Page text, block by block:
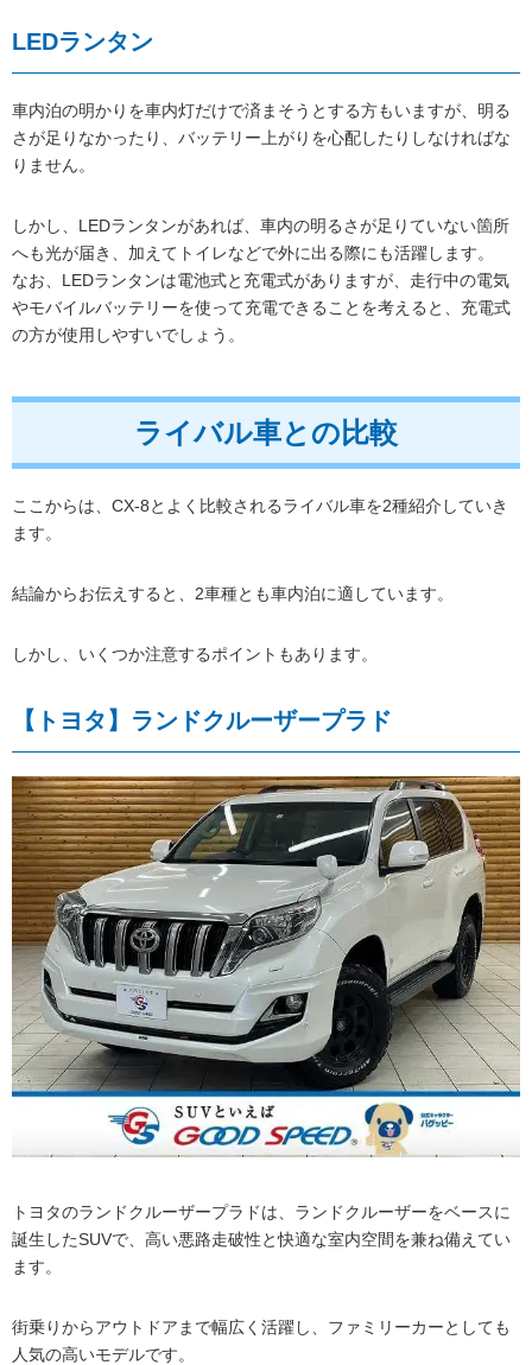
LEDランタン
車内泊の明かりを車内灯だけで済まそうとする方もいますが、明る
さが足りなかったり、バッテリー上がりを心配したりしなければな
りません。
しかし、LEDランタンがあれば、車内の明るさが足りていない箇所
へも光が届き、加えてトイレなどで外に出る際にも活躍します。
なお、LEDランタンは電池式と充電式がありますが、走行中の電気
やモバイルバッテリーを使って充電できることを考えると、充電式
の方が使用しやすいでしょう。
ライバル車との比較
ここからは、CX-8とよく比較されるライバル車を2種紹介していき
ます。
結論からお伝えすると、2車種とも車内泊に適しています。
しかし、いくつか注意するポイントもあります。
【トヨタ】ランドクルーザープラド
トヨタのランドクルーザープラドは、ランドクルーザーをベースに
誕生したSUVで、高い悪路走破性と快適な室内空間を兼ね備えてい
ます。
街乗りからアウトドアまで幅広く活躍し、ファミリーカーとしても
人気の高いモデルです。